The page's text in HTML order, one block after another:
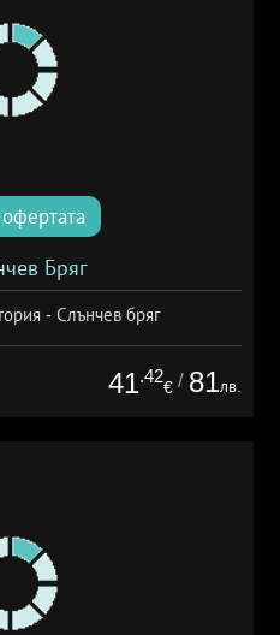
Бряг
- Слънчев бряг
41.42
€ / 81лв.